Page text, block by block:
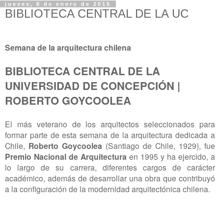
jueves, 8 de enero de 2015
BIBLIOTECA CENTRAL DE LA UC
Semana de la arquitectura chilena
BIBLIOTECA CENTRAL DE LA
UNIVERSIDAD DE CONCEPCIÓN |
ROBERTO GOYCOOLEA
El más veterano de los arquitectos seleccionados para
formar parte de esta semana de la arquitectura dedicada a
Chile, Roberto Goycoolea (Santiago de Chile, 1929), fue
Premio Nacional de Arquitectura en 1995 y ha ejercido, a
lo largo de su carrera, diferentes cargos de carácter
académico, además de desarrollar una obra que contribuyó
a la configuración de la modernidad arquitectónica chilena.